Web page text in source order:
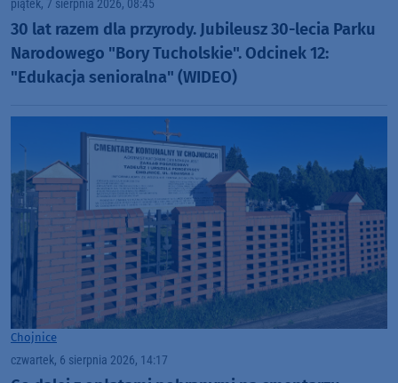
piątek, 7 sierpnia 2026, 08:45
30 lat razem dla przyrody. Jubileusz 30-lecia Parku
Narodowego "Bory Tucholskie". Odcinek 12:
"Edukacja senioralna" (WIDEO)
Chojnice
czwartek, 6 sierpnia 2026, 14:17